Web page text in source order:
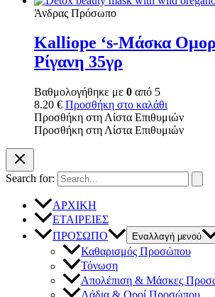
Άνδρας Πρόσωπο
Kalliope ‘s-Μάσκα
Ρίγανη 35γρ
Βαθμολογήθηκε με 0 από 5
8.20 € Προσθήκη στο καλάθι
Προσθήκη στη Λίστα Επιθυμιών
Προσθήκη στη Λίστα Επιθυμιών
Search for:
ΑΡΧΙΚΗ
ΕΤΑΙΡΕΙΕΣ
ΠΡΟΣΩΠΟ
Εναλλαγή μενού
Καθαρισμός Προσώπου
Τόνωση
Απολέπιση & Μάσκες
Λάδια & Οροί Προσώπου